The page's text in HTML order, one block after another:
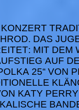
DAS
MIT DEM
AUF
25“ VON
KATY